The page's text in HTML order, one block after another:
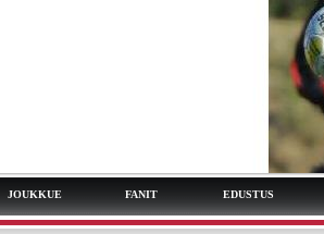
JOUKKUE FANIT EDUSTUS